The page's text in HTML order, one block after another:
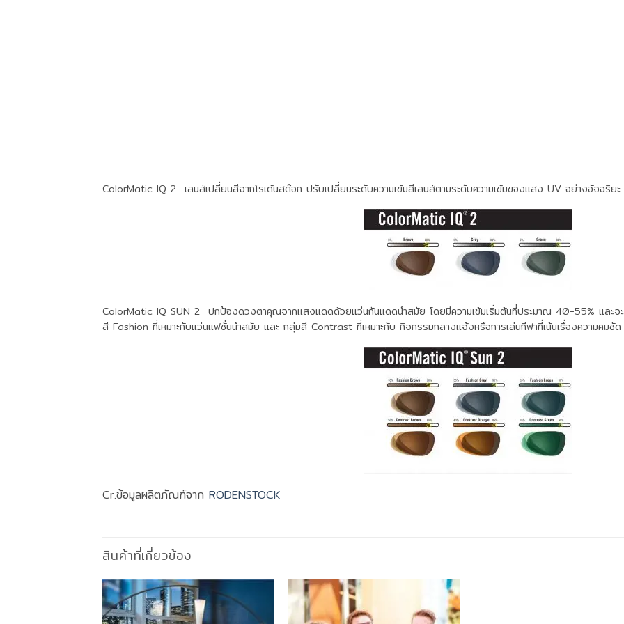
ColorMatic IQ 2 เลนส์เปลี่ยนสีจากโรเด้นสต๊อก ปรับเปลี่ยนระดับความเข้มสีเลนส์ตามระดับความเข้มของแสง UV อย่างอัจฉริยะ
ColorMatic IQ SUN 2 ปกป้องดวงตาคุณจากแสงแดดด้วยแว่นกันแดดนำสมัย โดยมีความเข้มเริ่มต้นที่ประมาณ 40-55% และจ
สี Fashion ที่เหมาะกับแว่นแฟชั่นนำสมัย และ กลุ่มสี Contrast ที่เหมาะกับ กิจกรรมกลางแจ้งหรือการเล่นกีฬาที่เน้นเรื่องความคมชัด
Cr.ข้อมูลผลิตภัณฑ์จาก RODENSTOCK
สินค้าที่เกี่ยวข้อง